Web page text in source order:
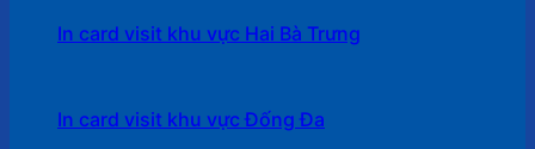
In card visit khu vực Hai Bà Trưng
In card visit khu vực Đống Đa